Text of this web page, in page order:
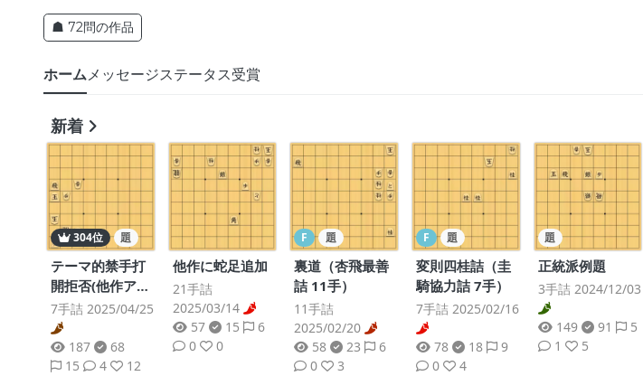
☗ 72問の作品
ホームメッセージステータス受賞
新着
304位 題
テーマ的禁手打
開拒否(他作アレ
ンジ)
7手詰 2025/04/25
187
68
15
4 12
他作に蛇足追加
21手詰
2025/03/14
57
15
6
0
0
F 題
裏道（杏飛最善
詰 11手）
11手詰
2025/02/20
58
23
6
0
3
F 題
変則四桂詰（圭
騎協力詰 7手）
7手詰 2025/02/16
78 18
9
0
4
題
正統派例題
3手詰 2024/12/03
149 91
5
1
5